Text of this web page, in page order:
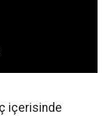
içerisinde